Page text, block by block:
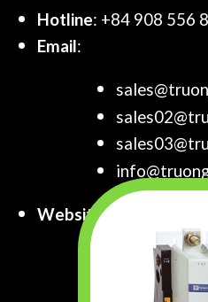
Hotline: +84 908 556
Email:
Website: